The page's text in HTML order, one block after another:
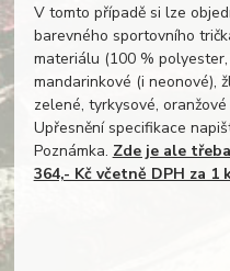
V tomto případě si lze
barevného sportovního
materiálu (100 %
mandarinkové (i neonové),
zelené, tyrkysové,
Upřesnění specifikace
Poznámka. Zde je ale
364,- Kč včetně DPH za 1